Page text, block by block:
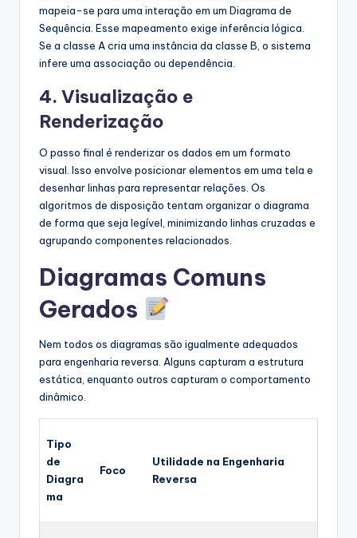
mapeia-se para uma interação em um Diagrama de
Sequência. Esse mapeamento exige inferência lógica.
Se a classe A cria uma instância da classe B, o sistema
infere uma associação ou dependência.
4. Visualização e
Renderização
O passo final é renderizar os dados em um formato
visual. Isso envolve posicionar elementos em uma tela e
desenhar linhas para representar relações. Os
algoritmos de disposição tentam organizar o diagrama
de forma que seja legível, minimizando linhas cruzadas e
agrupando componentes relacionados.
Diagramas Comuns
Gerados
Nem todos os diagramas são igualmente adequados
para engenharia reversa. Alguns capturam a estrutura
estática, enquanto outros capturam o comportamento
dinâmico.
Tipo
de
Diagra
ma
Foco
Utilidade na Engenharia
Reversa